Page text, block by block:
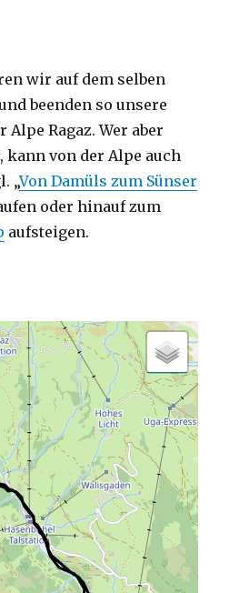
wir auf dem selben
beenden so unsere
Ragaz. Wer aber
kann von der Alpe auch
„Von Damüls zum Sünser
oder hinauf zum
aufsteigen.